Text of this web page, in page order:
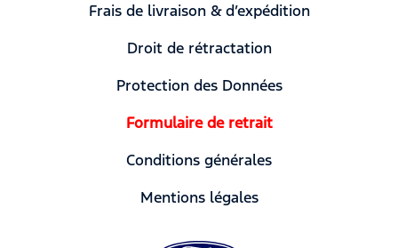
Frais de livraison & d’expédition
Droit de rétractation
Protection des Données
Formulaire de retrait
Conditions générales
Mentions légales